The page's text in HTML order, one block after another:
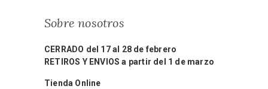
Sobre nosotros
CERRADO del 17 al 28 de febrero
RETIROS Y ENVIOS a partir del 1 de marzo
Tienda Online